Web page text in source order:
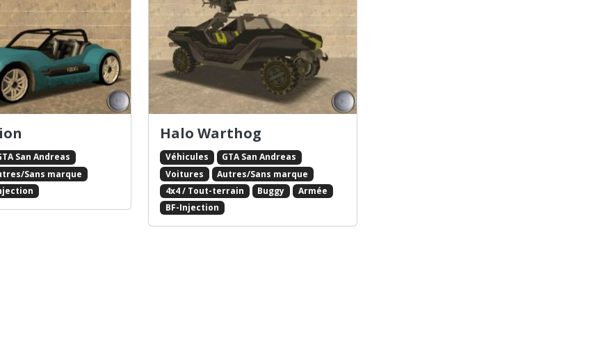
San Andreas
Sans marque
Halo Warthog
Véhicules
GTA San Andreas
Voitures
Autres/Sans marque
4x4 / Tout-terrain
Buggy
Armée
BF-Injection